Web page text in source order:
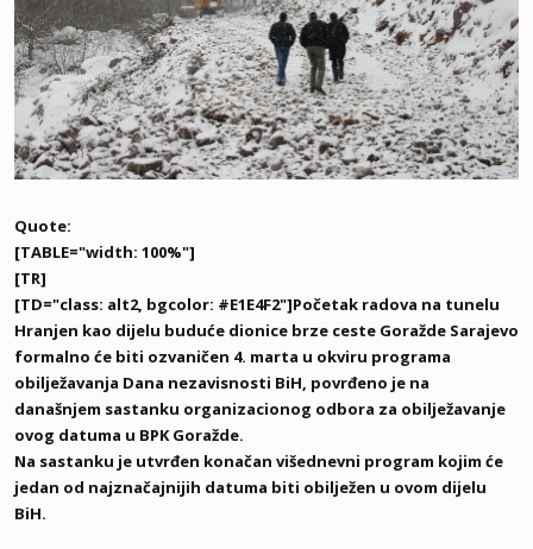
Quote:
[TABLE="width: 100%"]
[TR]
[TD="class: alt2, bgcolor: #E1E4F2"]Početak radova na tunelu
Hranjen kao dijelu buduće dionice brze ceste Goražde Sarajevo
formalno će biti ozvaničen 4. marta u okviru programa
obilježavanja Dana nezavisnosti BiH, povrđeno je na
današnjem sastanku organizacionog odbora za obilježavanje
ovog datuma u BPK Goražde.
Na sastanku je utvrđen konačan višednevni program kojim će
jedan od najznačajnijih datuma biti obilježen u ovom dijelu
BiH.